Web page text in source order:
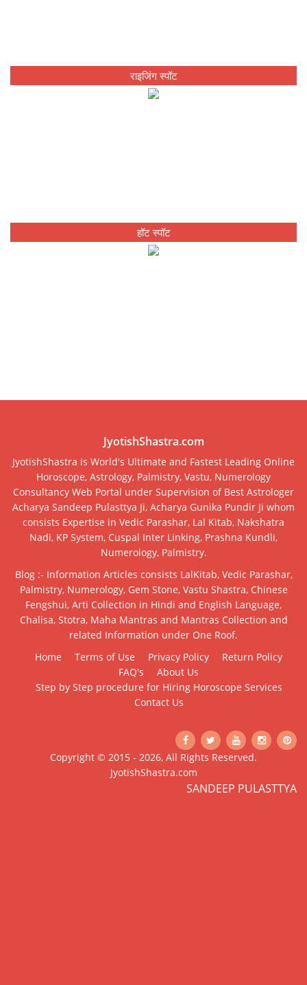
राइजिंग स्पॉट
हॉट स्पॉट
JyotishShastra.com
JyotishShastra is World's Ultimate and Fastest Leading Online
Horoscope, Astrology, Palmistry, Vastu, Numerology
Consultancy Web Portal under Supervision of Best Astrologer
Acharya Sandeep Pulasttya Ji, Acharya Gunika Pundir Ji whom
consists Expertise in Vedic Parashar, Lal Kitab, Nakshatra
Nadi, KP System, Cuspal Inter Linking, Prashna Kundli,
Numerology, Palmistry.
Blog :- Information Articles consists LalKitab, Vedic Parashar,
Palmistry, Numerology, Gem Stone, Vastu Shastra, Chinese
Fengshui, Arti Collection in Hindi and English Language,
Chalisa, Stotra, Maha Mantras and Mantras Collection and
related Information under One Roof.
Home
Terms of Use Privacy Policy
Return Policy
FAQ's
About Us
Step by Step procedure for Hiring Horoscope Services
Contact Us
Copyright © 2015 - 2026, All Rights Reserved.
JyotishShastra.com
SANDEEP PULASTTYA